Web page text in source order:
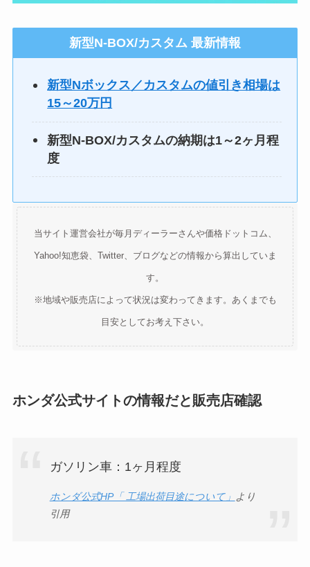
新型N-BOX/カスタム 最新情報
新型Nボックス／カスタムの値引き相場は
15～20万円
新型N-BOX/カスタムの納期は1～2ヶ月程
度
当サイト運営会社が毎月ディーラーさんや価格ドットコム、
Yahoo!知恵袋、Twitter、ブログなどの情報から算出していま
す。
※地域や販売店によって状況は変わってきます。あくまでも
目安としてお考え下さい。
ホンダ公式サイトの情報だと販売店確認
ガソリン車：1ヶ月程度
ホンダ公式HP「 工場出荷目途について」 より
引用